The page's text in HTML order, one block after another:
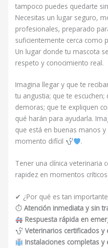
tampoco puedes quedarte
Necesitas un lugar seguro,
profesionales, preparado
suficientemente cerca como
Un lugar donde tu mascota
respeto y conocimiento real.
Imagina llegar y que te
tu angustia; que te
demoras; que te expliquen
qué harán para ayudarla.
que está en buenas manos
momento difícil
.
Tener una clínica veterinaria
rapidez en momentos críticos.
✔ ¿Por qué es tan
⏱Atención inmediata y sin
Respuesta rápida en
Veterinarios certificados y
Instalaciones completas y